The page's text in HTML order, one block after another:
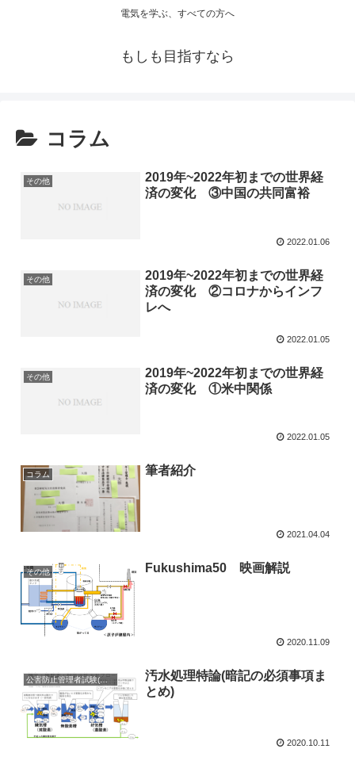
電気を学ぶ、すべての方へ
もしも目指すなら
コラム
その他
2019年~2022年初までの世界経
済の変化 ③中国の共同富裕
2022.01.06
その他
2019年~2022年初までの世界経
済の変化 ②コロナからインフ
レへ
2022.01.05
その他
2019年~2022年初までの世界経
済の変化 ①米中関係
2022.01.05
コラム 筆者紹介
2021.04.04
その他 Fukushima50 映画解説
2020.11.09
公害防止管理者試験(水質の出題範囲まとめ)
汚水処理特論(暗記の必須事項ま
とめ)
2020.10.11